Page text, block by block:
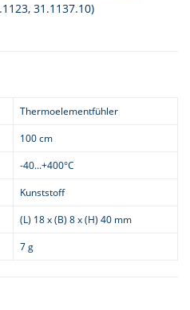
31.1137.10)
Thermoelementfühler
100 cm
-40...+400°C
Kunststoff
(L) 18 x (B) 8 x (H) 40 mm
7 g